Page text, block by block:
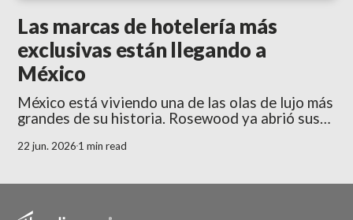
Las marcas de hotelería más
exclusivas están llegando a
México
México está viviendo una de las olas de lujo más
grandes de su historia. Rosewood ya abrió sus
llegada a este mismo destino con Milaroca,
Maya con Kanai, y Waldorf Astoria levanta su
22 jun. 20261 min read